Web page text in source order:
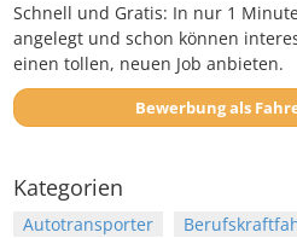
Schnell und Gratis: In nur 1
angelegt und schon können
einen tollen, neuen Job anbieten.
Kategorien
Autotransporter